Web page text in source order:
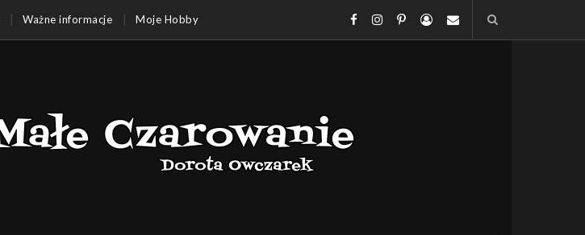
Ważne informacje Moje Hobby